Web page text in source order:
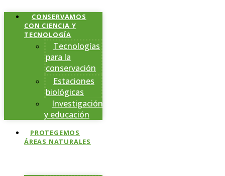
CONSERVAMOS
CON CIENCIA Y
TECNOLOGÍA
Tecnologías
para la
conservación
Estaciones
biológicas
Investigación
y educación
PROTEGEMOS
ÁREAS NATURALES